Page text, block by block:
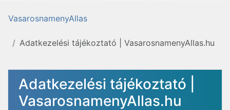
VasarosnamenyAllas
Adatkezelési tájékoztató | VasarosnamenyAllas.hu
Adatkezelési tájékoztató |
VasarosnamenyAllas.hu